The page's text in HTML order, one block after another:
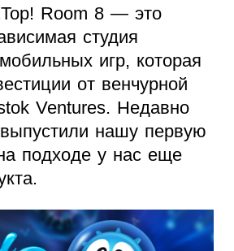
Room 8 — это
студия
игр, которая
от венчурной
Ventures. Недавно
нашу первую
подходе у нас еще